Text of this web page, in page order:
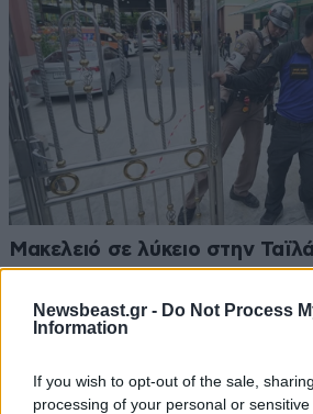
Newsbeast.gr - Do Not Process
Information
If you wish to opt-out of the sale,
processing of your personal or
Μακελειό σε λύκειο στην
σκότωσε πρώτα τον παππού
και μετά άλλους έξι στο